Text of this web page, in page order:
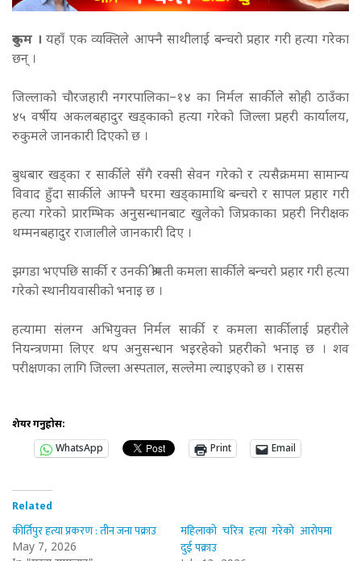
रुकुम । यहाँ एक व्यक्तिले आफ्नै साथीलाई बन्चरो प्रहार गरी हत्या गरेका
छन् ।
जिल्लाको चौरजहारी नगरपालिका–१४ का निर्मल सार्कीले सोही ठाउँका
४५ वर्षीय अकलबहादुर खड्काको हत्या गरेको जिल्ला प्रहरी कार्यालय,
रुकुमले जानकारी दिएको छ ।
बुधबार खड्का र सार्कीले सँगै रक्सी सेवन गरेको र त्यसैक्रममा सामान्य
विवाद हुँदा सार्कीले आफ्नै घरमा खड्कामाथि बन्चरो र सापल प्रहार गरी
हत्या गरेको प्रारम्भिक अनुसन्धानबाट खुलेको जिप्रकाका प्रहरी निरीक्षक
थम्मनबहादुर राजालीले जानकारी दिए ।
झगडा भएपछि सार्की र उनकी श्रीमती कमला सार्कीले बन्चरो प्रहार गरी हत्या
गरेको स्थानीयवासीको भनाइ छ ।
हत्यामा संलग्न अभियुक्त निर्मल सार्की र कमला सार्कीलाई प्रहरीले
नियन्त्रणमा लिएर थप अनुसन्धान भइरहेको प्रहरीको भनाइ छ । शव
परीक्षणका लागि जिल्ला अस्पताल, सल्लेमा ल्याइएको छ । रासस
शेयर गर्नुहोस:
WhatsApp
Print Email
Related
कीर्तिपुर हत्या प्रकरण : तीन जना पक्राउ
May 7, 2026
महिलाको चरित्र हत्या गरेको आरोपमा
दुई पक्राउ